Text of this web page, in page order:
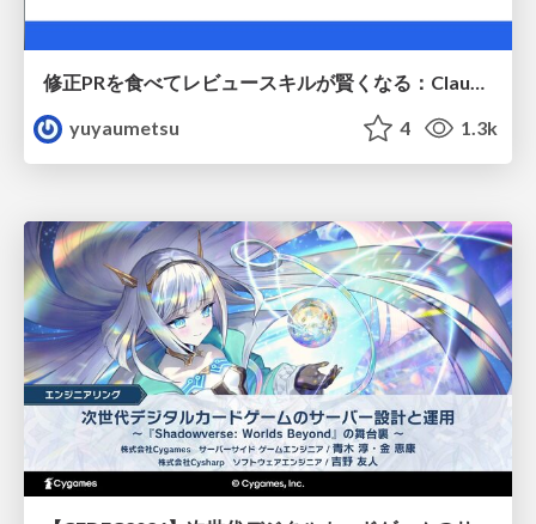
修正PRを食べてレビュースキルが賢くなる：Claude Codeによる自己改善サイクル
yuyaumetsu
4 1.3k